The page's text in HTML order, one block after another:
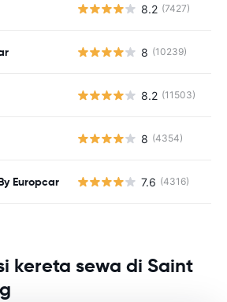
8.2 (7427)
8 (10239)
8.2 (11503)
8 (4354)
Europcar 7.6 (4316)
kereta sewa di Saint